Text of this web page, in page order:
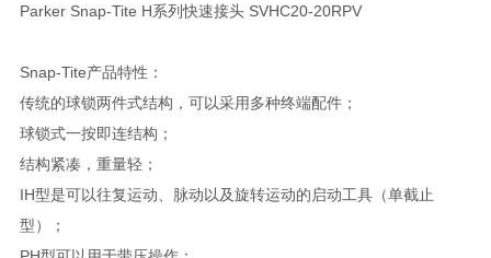
Parker Snap-Tite H系列快速接头 SVHC20-20RPV
Snap-Tite产品特性：
传统的球锁两件式结构，可以采用多种终端配件；
球锁式一按即连结构；
结构紧凑，重量轻；
IH型是可以往复运动、脉动以及旋转运动的启动工具（单截止
型）；